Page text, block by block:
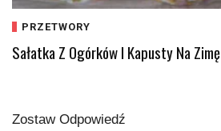
PRZETWORY
Sałatka Z Ogórków I Kapusty Na Zimę
Zostaw Odpowiedź